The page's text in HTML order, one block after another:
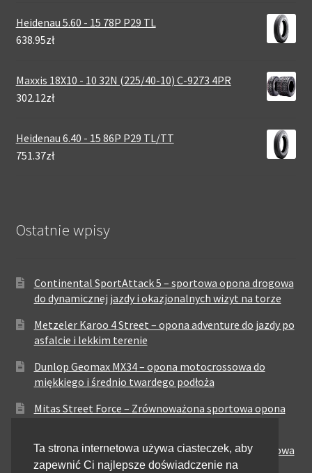
Heidenau 5.60 - 15 78P P29 TL
638.95zł
Maxxis 18X10 - 10 32N (225/40-10) C-9273 4PR
302.12zł
Heidenau 6.40 - 15 86P P29 TL/TT
751.37zł
Ostatnie wpisy
Continental SportAttack 5 – sportowa opona drogowa
do dynamicznej jazdy i okazjonalnych wizyt na torze
Metzeler Karoo 4 Street – opona adventure do jazdy po
asfalcie i lekkim terenie
Dunlop Geomax MX34 – opona motocrossowa do
miękkiego i średnio twardego podłoża
Mitas Street Force – Zrównoważona sportowa opona
CST CM-NK01 – Nowoczesna sportowa opona drogowa
Ta strona internetowa używa ciasteczek, aby
zapewnić Ci najlepsze doświadczenie na